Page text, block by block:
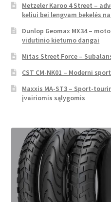
Metzeler Karoo 4 Street –
keliui bei lengvam bekelės
Dunlop Geomax MX34 –
vidutinio kietumo dangai
Mitas Street Force –
CST CM-NK01 – Moderni
Maxxis MA-ST3 – Sport-
įvairiomis sąlygomis